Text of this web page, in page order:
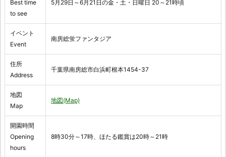
Best time
to see
5月29日～6月21日の金・土・日曜日 20～21時頃
イベント
Event
南房総蛍ファンタジア
住所
Address
千葉県南房総市白浜町根本1454-37
地図
Map
地図(Map)
開園時間
Opening
hours
8時30分～17時、ほたる鑑賞は20時～21時